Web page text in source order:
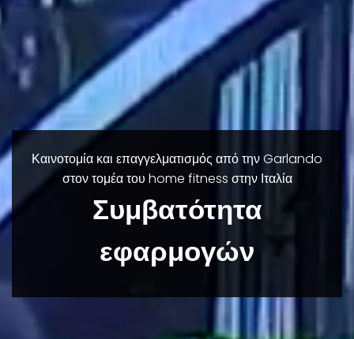
Καινοτομία και επαγγελματισμός από την Garlando
στον τομέα του home fitness στην Ιταλία
Συμβατότητα
εφαρμογών